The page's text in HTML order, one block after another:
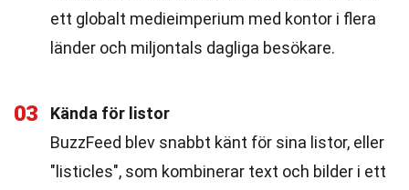
ett globalt medieimperium med kontor i flera
länder och miljontals dagliga besökare.
03
Kända för listor
BuzzFeed blev snabbt känt för sina listor, eller
"listicles", som kombinerar text och bilder i ett